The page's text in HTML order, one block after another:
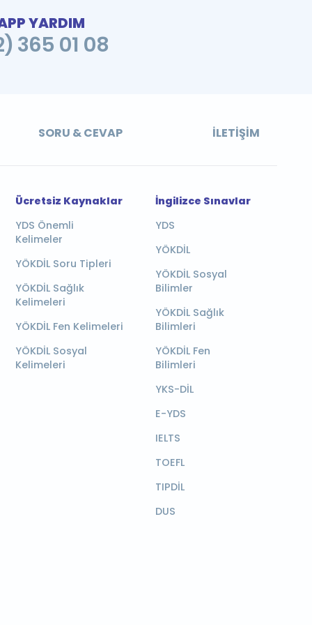
YARDIM
365 01 08
SORU & CEVAP İLETIŞIM
Ücretsiz Kaynaklar
YDS Önemli
Kelimeler
YÖKDİL Soru Tipleri
YÖKDİL Sağlık
Kelimeleri
YÖKDİL Fen Kelimeleri
YÖKDİL Sosyal
Kelimeleri
İngilizce Sınavlar
YDS
YÖKDİL
YÖKDİL Sosyal
Bilimler
YÖKDİL Sağlık
Bilimleri
YÖKDİL Fen
Bilimleri
YKS-DİL
E-YDS
IELTS
TOEFL
TIPDİL
DUS